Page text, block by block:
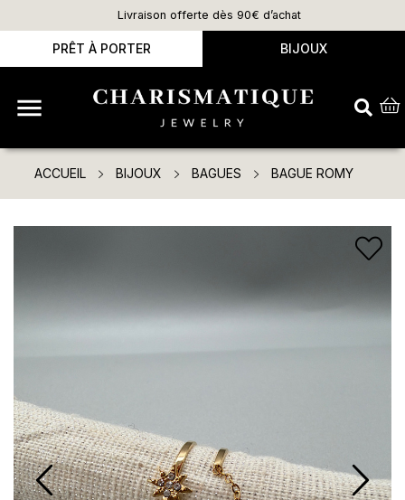
Livraison offerte dès 90€ d’achat
PRÊT À PORTER BIJOUX

ACCUEIL BIJOUX BAGUES BAGUE ROMY